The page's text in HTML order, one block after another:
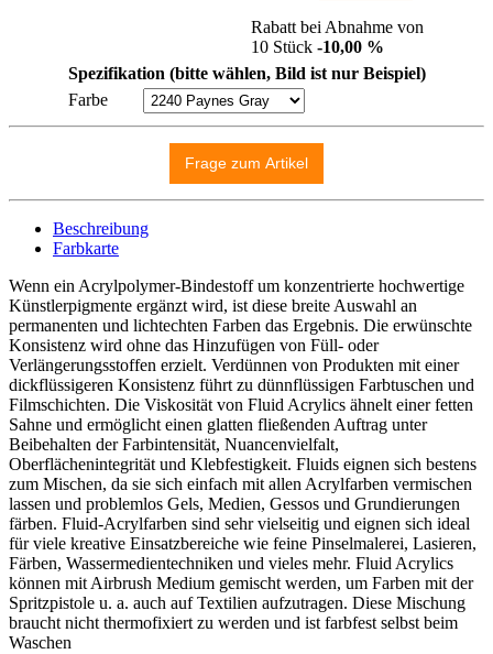
Rabatt bei Abnahme von
10 Stück -10,00 %
Spezifikation (bitte wählen, Bild ist nur Beispiel)
Farbe
Beschreibung
Farbkarte
Wenn ein Acrylpolymer-Bindestoff um konzentrierte hochwertige
Künstlerpigmente ergänzt wird, ist diese breite Auswahl an
permanenten und lichtechten Farben das Ergebnis. Die erwünschte
Konsistenz wird ohne das Hinzufügen von Füll- oder
Verlängerungsstoffen erzielt. Verdünnen von Produkten mit einer
dickflüssigeren Konsistenz führt zu dünnflüssigen Farbtuschen und
Filmschichten. Die Viskosität von Fluid Acrylics ähnelt einer fetten
Sahne und ermöglicht einen glatten fließenden Auftrag unter
Beibehalten der Farbintensität, Nuancenvielfalt,
Oberflächenintegrität und Klebfestigkeit. Fluids eignen sich bestens
zum Mischen, da sie sich einfach mit allen Acrylfarben vermischen
lassen und problemlos Gels, Medien, Gessos und Grundierungen
färben. Fluid-Acrylfarben sind sehr vielseitig und eignen sich ideal
für viele kreative Einsatzbereiche wie feine Pinselmalerei, Lasieren,
Färben, Wassermedientechniken und vieles mehr. Fluid Acrylics
können mit Airbrush Medium gemischt werden, um Farben mit der
Spritzpistole u. a. auch auf Textilien aufzutragen. Diese Mischung
braucht nicht thermofixiert zu werden und ist farbfest selbst beim
Waschen